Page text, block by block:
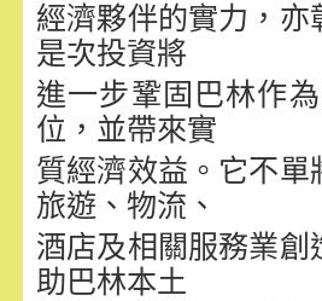
經濟夥伴的實力，
是次投資將
進一步鞏固巴林作
位，並帶來實
質經濟效益。它不
旅遊、物流、
酒店及相關服務業
助巴林本土